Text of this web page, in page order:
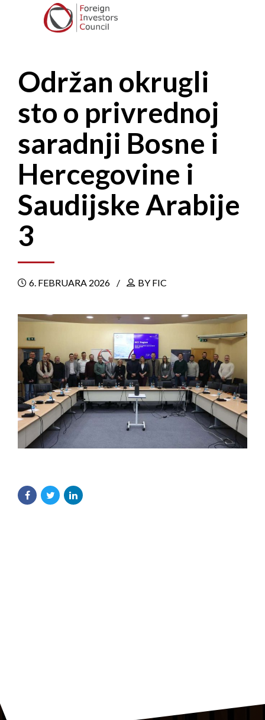
Održan okrugli
sto o privrednoj
saradnji Bosne i
Hercegovine i
Saudijske Arabije
3
6. FEBRUARA 2026 BY FIC